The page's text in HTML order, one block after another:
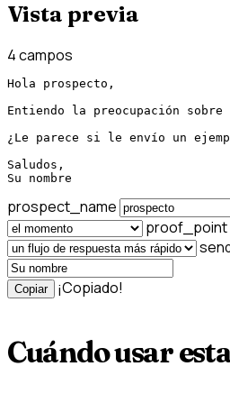
Vista previa
4 campos
Hola prospecto,
Entiendo la preocupación
¿Le parece si le envío un
Saludos,
Su nombre
prospect_name
proof_point
Copiar ¡Copiado!
Cuándo usar